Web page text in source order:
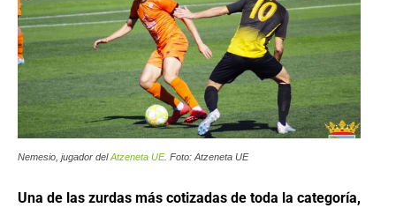
Nemesio, jugador delAtzeneta UE. Foto: Atzeneta UE
Una de las zurdas más cotizadas de toda la categoría,